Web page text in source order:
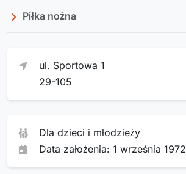
Piłka nożna
ul. Sportowa 1
29-105
Dla dzieci i młodzieży
Data założenia: 1 września 1972